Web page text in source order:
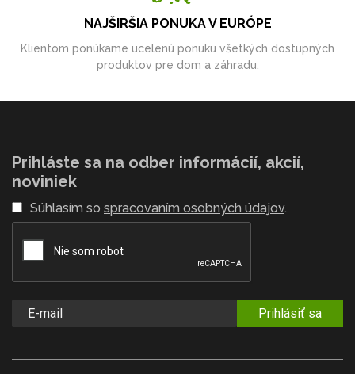
NAJŠIRŠIA PONUKA V EURÓPE
Klientom ponúkame ucelenú ponuku všetkých dostupných
produktov pre dom a záhradu.
Prihláste sa na odber informácií, akcií,
noviniek
Súhlasím so spracovaním osobných údajov.
Prihlásiť sa